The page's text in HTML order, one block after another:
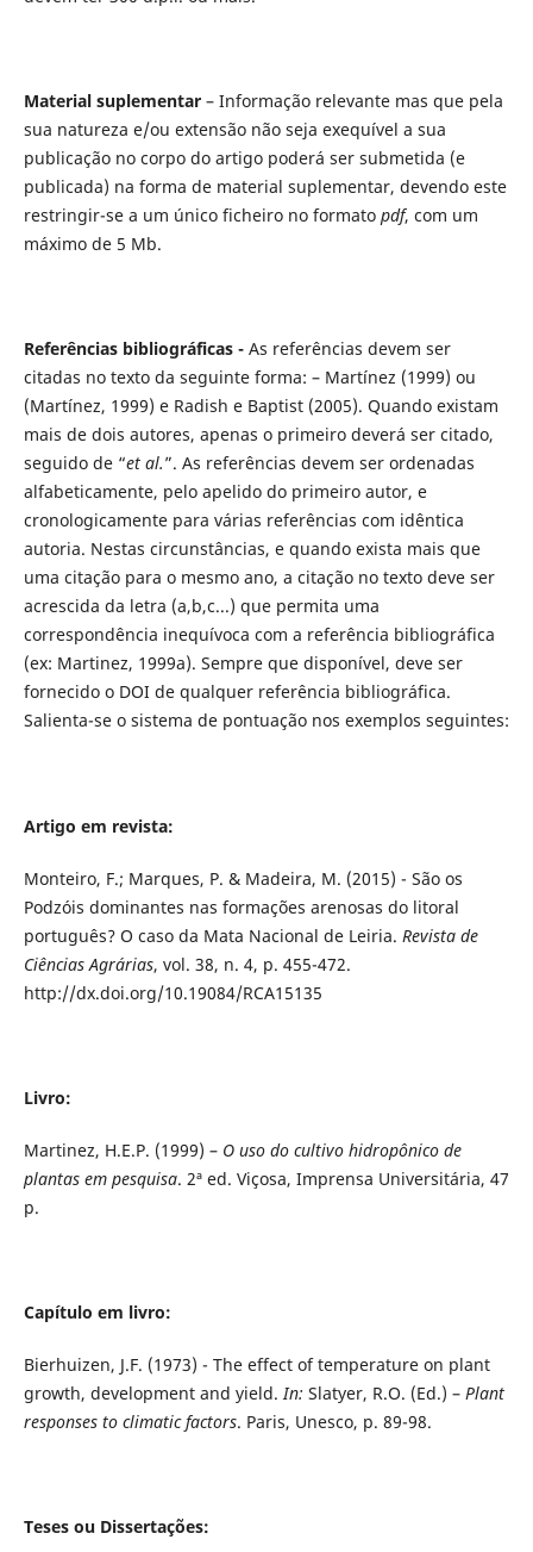
Material suplementar– Informação relevante mas que pela
sua natureza e/ou extensão não seja exequível a sua
publicação no corpo do artigo poderá ser submetida (e
publicada) na forma de material suplementar, devendo este
restringir-se a um único ficheiro no formato pdf, com um
máximo de 5 Mb.
Referências bibliográficas - As referências devem ser
citadas no texto da seguinte forma: – Martínez (1999) ou
(Martínez, 1999) e Radish e Baptist (2005). Quando existam
mais de dois autores, apenas o primeiro deverá ser citado,
seguido de “et al.”. As referências devem ser ordenadas
alfabeticamente, pelo apelido do primeiro autor, e
cronologicamente para várias referências com idêntica
autoria. Nestas circunstâncias, e quando exista mais que
uma citação para o mesmo ano, a citação no texto deve ser
acrescida da letra (a,b,c...) que permita uma
correspondência inequívoca com a referência bibliográfica
(ex: Martinez, 1999a). Sempre que disponível, deve ser
fornecido o DOI de qualquer referência bibliográfica.
Salienta-se o sistema de pontuação nos exemplos seguintes:
Artigo em revista:
Monteiro, F.; Marques, P. & Madeira, M. (2015) - São os
Podzóis dominantes nas formações arenosas do litoral
português? O caso da Mata Nacional de Leiria. Revista de
Ciências Agrárias, vol. 38, n. 4, p. 455-472.
http://dx.doi.org/10.19084/RCA15135
Livro:
Martinez, H.E.P. (1999) – O uso do cultivo hidropônico de
plantas em pesquisa. 2ª ed. Viçosa, Imprensa Universitária, 47
p.
Capítulo em livro:
Bierhuizen, J.F. (1973) - The effect of temperature on plant
growth, development and yield. In: Slatyer, R.O. (Ed.) – Plant
responses to climatic factors. Paris, Unesco, p. 89-98.
Teses ou Dissertações: